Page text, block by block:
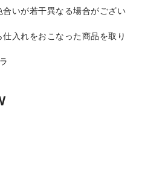
いが若干異なる場合がござい
入れをおこなった商品を取り